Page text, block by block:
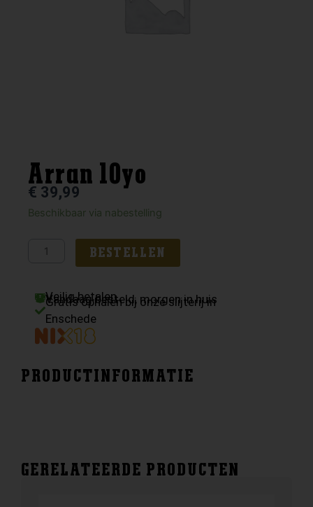
Arran 10yo
€ 39,99
Beschikbaar via nabestelling
Arran
aantal
BESTELLEN
Veilig betalen
Vandaag besteld, morgen in huis
Gratis ophalen bij onze slijterij in
Enschede
PRODUCTINFORMATIE
GERELATEERDE PRODUCTEN